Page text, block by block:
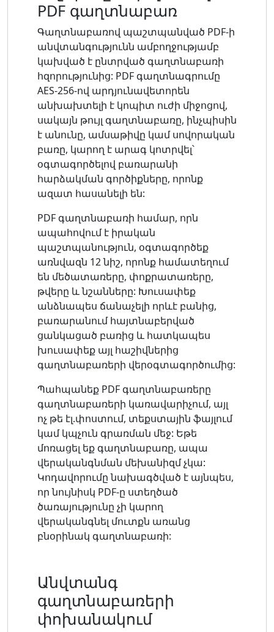
PDF գաղտնաբառ
Գաղտնաբառով պաշտպանված PDF-ի
անվտանգությունն ամբողջությամբ
կախված է ընտրված գաղտնաբառի
հզորությունից: PDF գաղտնագրումը
AES-256-ով արդյունավետորեն
անխախտելի է կոպիտ ուժի միջոցով,
սակայն թույլ գաղտնաբառը, ինչպիսին
է անունը, ամսաթիվը կամ սովորական
բառը, կարող է արագ կոտրվել՝
օգտագործելով բառարանի
հարձակման գործիքները, որոնք
ազատ հասանելի են:
PDF գաղտնաբառի համար, որն
ապահովում է իրական
պաշտպանություն, օգտագործեք
առնվազն 12 նիշ, որոնք համատեղում
են մեծատառերը, փոքրատառերը,
թվերը և նշանները: Խուսափեք
անձնապես ճանաչելի որևէ բանից,
բառարանում հայտնաբերված
ցանկացած բառից և հատկապես
խուսափեք այլ հաշիվներից
գաղտնաբառերի վերօգտագործումից:
Պահպանեք PDF գաղտնաբառերը
գաղտնաբառերի կառավարիչում, այլ
ոչ թե էլ.փոստում, տեքստային ֆայլում
կամ կպչուն գրառման մեջ: Եթե ​​
մոռացել եք գաղտնաբառը, ապա
վերականգնման մեխանիզմ չկա:
Կոդավորումը նախագծված է այնպես,
որ նույնիսկ PDF-ը ստեղծած
ծառայությունը չի կարող
վերականգնել մուտքն առանց
բնօրինակ գաղտնաբառի:
Անվտանգ
գաղտնաբառերի
փոխանակում